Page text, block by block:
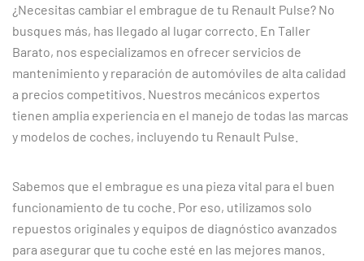
¿Necesitas cambiar el embrague de tu Renault Pulse? No
busques más, has llegado al lugar correcto. En Taller
Barato, nos especializamos en ofrecer servicios de
mantenimiento y reparación de automóviles de alta calidad
a precios competitivos. Nuestros mecánicos expertos
tienen amplia experiencia en el manejo de todas las marcas
y modelos de coches, incluyendo tu Renault Pulse.
Sabemos que el embrague es una pieza vital para el buen
funcionamiento de tu coche. Por eso, utilizamos solo
repuestos originales y equipos de diagnóstico avanzados
para asegurar que tu coche esté en las mejores manos.